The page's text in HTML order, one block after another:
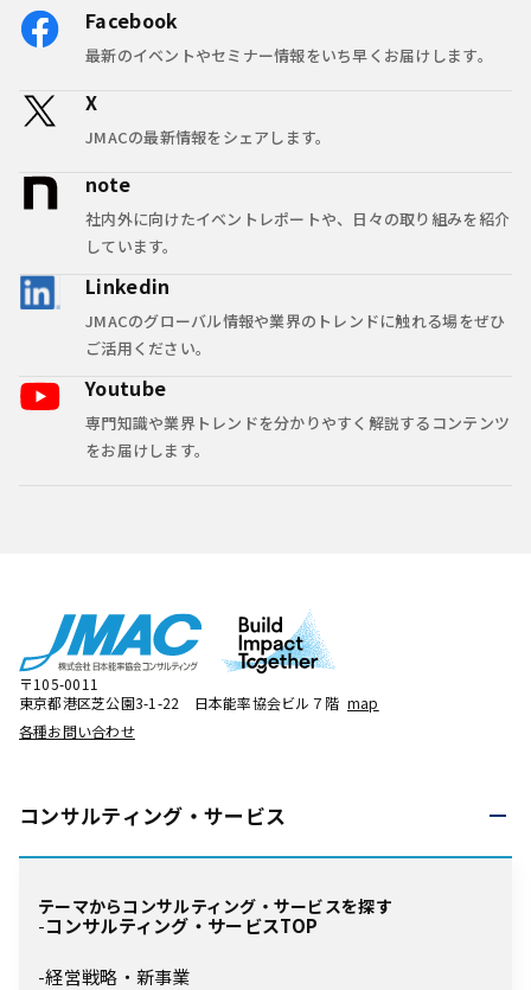
Facebook
最新のイベントやセミナー情報をいち早くお届けします。
X
JMACの最新情報をシェアします。
note
社内外に向けたイベントレポートや、日々の取り組みを紹介
しています。
Linkedin
JMACのグローバル情報や業界のトレンドに触れる場をぜひ
ご活用ください。
Youtube
専門知識や業界トレンドを分かりやすく解説するコンテンツ
をお届けします。
〒105-0011
東京都港区芝公園3-1-22 日本能率協会ビル７階 map
各種お問い合わせ
コンサルティング・ サービス
テーマからコンサルティング・サービスを探す
コンサルティング・サービスTOP
経営戦略・新事業